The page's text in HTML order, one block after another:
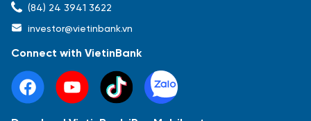
(84) 24 3941 3622
investor@vietinbank.vn
Connect with VietinBank